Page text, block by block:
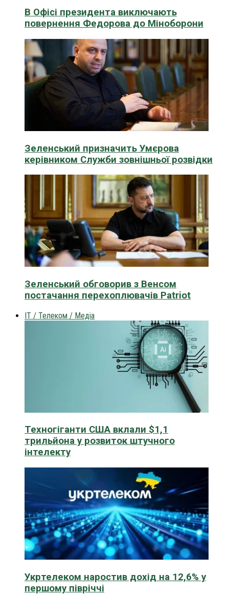
В Офісі президента виключають
повернення Федорова до Міноборони
Зеленський призначить Умєрова
керівником Служби зовнішньої розвідки
Зеленський обговорив з Венсом
постачання перехоплювачів Patriot
IT / Телеком / Медіа
Техногіганти США вклали $1,1
трильйона у розвиток штучного
інтелекту
Укртелеком наростив дохід на 12,6% у
першому півріччі